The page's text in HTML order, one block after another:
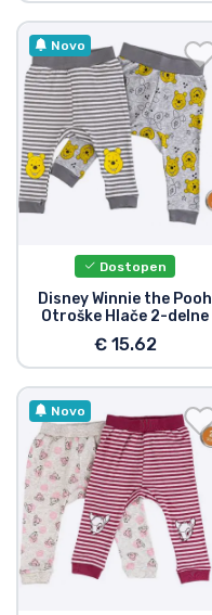
Novo
Dostopen
Disney Winnie the Pooh
Otroške Hlače 2-delne
€ 15.62
Novo